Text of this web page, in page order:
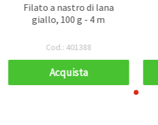
Filato a nastro di lana
giallo, 100 g - 4 m
Cod.: 401388
Acquista